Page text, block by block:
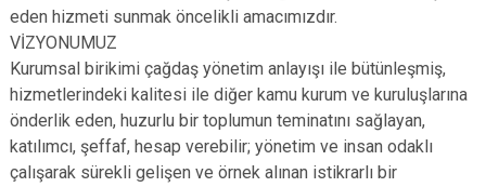
Keles
Kestel
eden hizmeti sunmak öncelikli amacımızdır.
VİZYONUMUZ
Kurumsal birikimi çağdaş yönetim anlayışı ile bütünleşmiş,
hizmetlerindeki kalitesi ile diğer kamu kurum ve kuruluşlarına
önderlik eden, huzurlu bir toplumun teminatını sağlayan,
katılımcı, şeffaf, hesap verebilir; yönetim ve insan odaklı
çalışarak sürekli gelişen ve örnek alınan istikrarlı bir